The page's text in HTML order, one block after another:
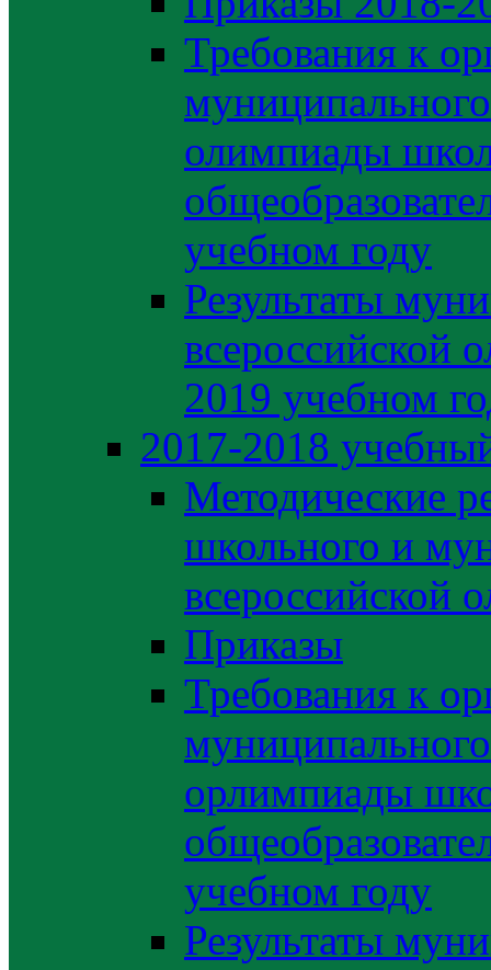
Требования к
олимпиады
учебном году
Результаты
всероссийской
2019 учебном
2017-2018
Методические
школьного и
всероссийской
Приказы
Требования к
орлимпиады
учебном году
Результаты